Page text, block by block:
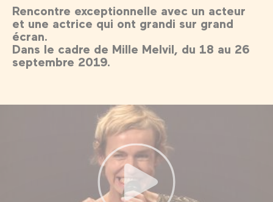
Rencontre exceptionnelle avec un acteur
et une actrice qui ont grandi sur grand
écran.
Dans le cadre de Mille Melvil, du 18 au 26
septembre 2019.